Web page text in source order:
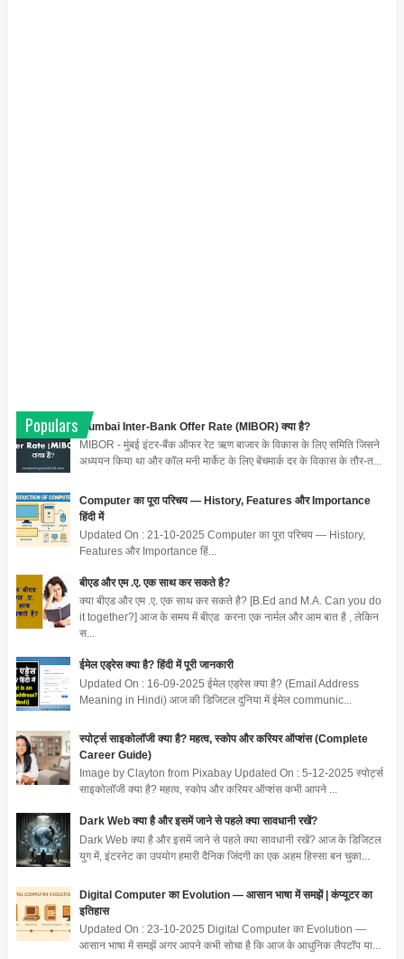
Populars
Mumbai Inter-Bank Offer Rate (MIBOR) क्या है?
MIBOR - मुंबई इंटर-बैंक ऑफर रेट ऋण बाजार के विकास के लिए समिति जिसने
अध्ययन किया था और कॉल मनी मार्केट के लिए बेंचमार्क दर के विकास के तौर-त...
Computer का पूरा परिचय — History, Features और Importance
हिंदी में
Updated On : 21-10-2025 Computer का पूरा परिचय — History,
Features और Importance हिं...
बीएड और एम .ए. एक साथ कर सकते है?
क्या बीएड और एम .ए. एक साथ कर सकते है? [B.Ed and M.A. Can you do
it together?] आज के समय में बीएड करना एक नार्मल और आम बात है , लेकिन
स...
ईमेल एड्रेस क्या है? हिंदी में पूरी जानकारी
Updated On : 16-09-2025 ईमेल एड्रेस क्या है? (Email Address
Meaning in Hindi) आज की डिजिटल दुनिया में ईमेल communic...
स्पोर्ट्स साइकोलॉजी क्या है? महत्व, स्कोप और करियर ऑप्शंस (Complete
Career Guide)
Image by Clayton from Pixabay Updated On : 5-12-2025 स्पोर्ट्स
साइकोलॉजी क्या है? महत्व, स्कोप और करियर ऑप्शंस कभी आपने ...
Dark Web क्या है और इसमें जाने से पहले क्या सावधानी रखें?
Dark Web क्या है और इसमें जाने से पहले क्या सावधानी रखें? आज के डिजिटल
युग में, इंटरनेट का उपयोग हमारी दैनिक जिंदगी का एक अहम हिस्सा बन चुका...
Digital Computer का Evolution — आसान भाषा में समझें | कंप्यूटर का
इतिहास
Updated On : 23-10-2025 Digital Computer का Evolution —
आसान भाषा में समझें अगर आपने कभी सोचा है कि आज के आधुनिक लैपटॉप या...